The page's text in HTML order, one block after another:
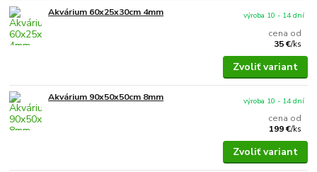
Akvárium 60x25x30cm 4mm
cena od
35 €/ks
výroba 10 - 14 dní
Zvoliť variant
Akvárium 90x50x50cm 8mm
cena od
199 €/ks
výroba 10 - 14 dní
Zvoliť variant